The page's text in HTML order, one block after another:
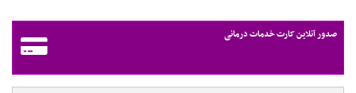
صدور آنلاین کارت خدمات درمانی